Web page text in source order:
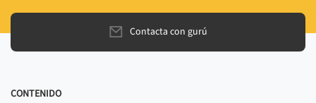
Contacta con gurú
CONTENIDO